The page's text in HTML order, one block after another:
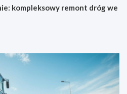
kompleksowy remont dróg we